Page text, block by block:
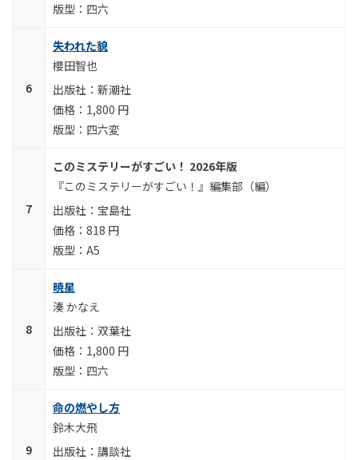
四六
失われた貌
櫻田智也
新潮社
1,800 円
四六変
このミステリーがすごい！ 2026年版
『このミステリーがすごい！』編集部（編）
宝島社
818 円
A5
暁星
湊 かなえ
双葉社
1,800 円
四六
命の燃やし方
鈴木大飛
講談社